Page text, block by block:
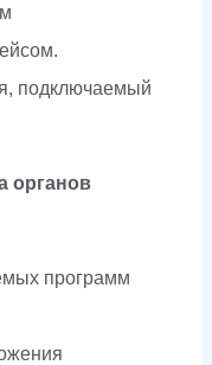
подключаемый
органов
программ